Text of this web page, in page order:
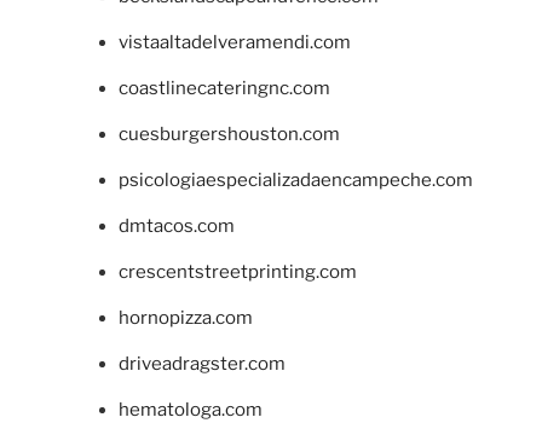
vistaaltadelveramendi.com
coastlinecateringnc.com
cuesburgershouston.com
psicologiaespecializadaencampeche.com
dmtacos.com
crescentstreetprinting.com
hornopizza.com
driveadragster.com
hematologa.com